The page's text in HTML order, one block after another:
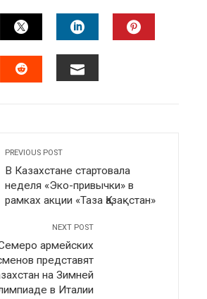
TWITTERLINKEDIN
PREVIOUS POST
В Казахстане стартовала
неделя «Эко-привычки» в
рамках акции «Таза Қазақстан»
NEXT POST
армейских
представят
на Зимней
в Италии